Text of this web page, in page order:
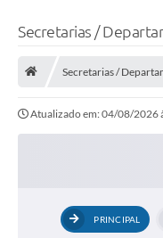
Transparência
Ouvidoria
Secretarias /
Secretarias /
Atualizado em: 04/08/2026
PRINCIPAL